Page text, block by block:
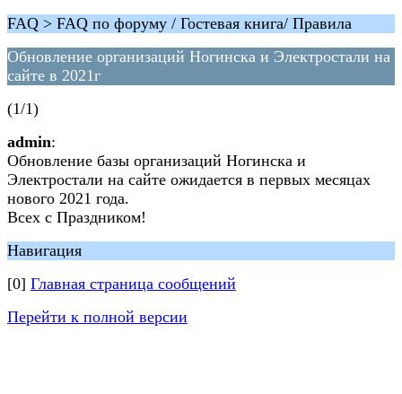
FAQ > FAQ по форуму / Гостевая книга/ Правила
Обновление организаций Ногинска и Электростали на
сайте в 2021г
(1/1)
admin:
Обновление базы организаций Ногинска и
Электростали на сайте ожидается в первых месяцах
нового 2021 года.
Всех с Праздником!
Навигация
[0] Главная страница сообщений
Перейти к полной версии